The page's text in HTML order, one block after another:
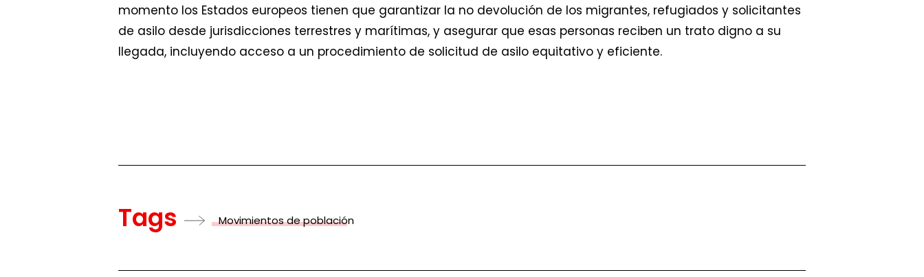
momento los Estados europeos tienen que garantizar la no devolución de los migrantes, refugiados y solicitantes
de asilo desde jurisdicciones terrestres y marítimas, y asegurar que esas personas reciben un trato digno a su
llegada, incluyendo acceso a un procedimiento de solicitud de asilo equitativo y eficiente.
Tags Movimientos de población